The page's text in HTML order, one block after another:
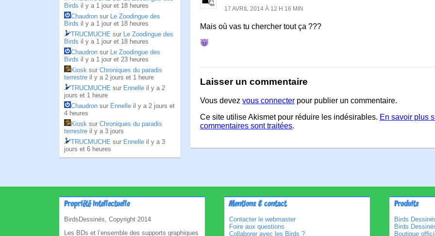
Birds il y a 1 jour et 18 heures
Chaudron sur Le Zoodingue des
Birds il y a 1 jour et 18 heures
TRUCMUCHE sur Le Zoodingue des
Birds il y a 1 jour et 18 heures
Chaudron sur Le Zoodingue des
Birds il y a 1 jour et 23 heures
Kiosk sur Chroniques du paradis
terrestre il y a 2 jours et 1 heure
TRUCMUCHE sur Ennelle il y a 2
jours et 1 heure
Chaudron sur Ennelle il y a 2 jours et
4 heures
Kiosk sur Chroniques du paradis
terrestre il y a 3 jours
TRUCMUCHE sur Ennelle il y a 3
jours et 6 heures
17 AVRIL 2014 À 12 H 16 MIN
Mais où vas tu chercher tout ça ???
Laisser un commentaire
Vous devez vous connecter pour publier un commentaire.
Ce site utilise Akismet pour réduire les indésirables. En savoir plus
commentaires sont traitées.
Propriété intellectuelle
BirdsDessinés, Copyright 2014
Les BDs et l’ensemble des supports graphiques
Mentions & contact
Contacter le webmaster
Foire aux questions
Collaborer avec les Birds ?
Produits
Birds
Birds
Boutique